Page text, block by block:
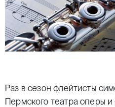
Раз в сезон флейтисты
Пермского театра оперы и